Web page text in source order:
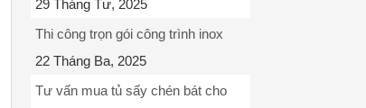
29 Tháng Tư, 2025
Thi công trọn gói công trình inox
22 Tháng Ba, 2025
Tư vấn mua tủ sấy chén bát cho